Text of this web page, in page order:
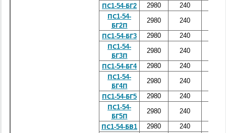
ПС1-54-БГ2 2980 240
ПС1-54-
БГ2П
2980 240
ПС1-54-БГ3 2980 240
ПС1-54-
БГ3П
2980 240
ПС1-54-БГ4 2980 240
ПС1-54-
БГ4П
2980 240
ПС1-54-БГ5 2980 240
ПС1-54-
БГ5П
2980 240
ПС1-54-БВ1 2980 240